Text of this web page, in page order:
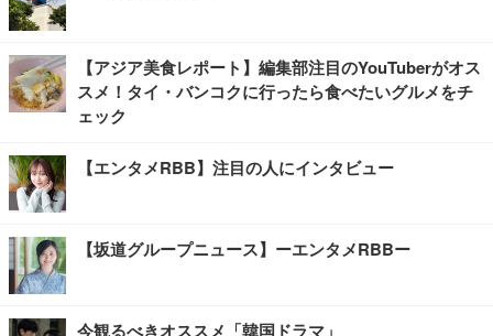
【アジア美食レポート】編集部注目のYouTuberがオス
スメ！タイ・バンコクに行ったら食べたいグルメをチ
ェック
【エンタメRBB】注目の人にインタビュー
【坂道グループニュース】ーエンタメRBBー
今観るべきオススメ「韓国ドラマ」